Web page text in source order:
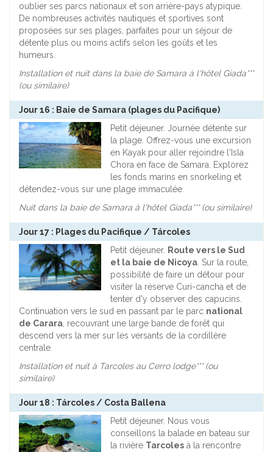
oublier ses parcs nationaux et son arrière-pays atypique.
De nombreuses activités nautiques et sportives sont
proposées sur ses plages, parfaites pour un séjour de
détente plus ou moins actifs selon les goûts et les
humeurs.
Installation et nuit dans la baie de Samara à l'hôtel Giada***
(ou similaire)
Jour 16 : Baie de Samara (plages du Pacifique)
Petit déjeuner. Journée détente sur
la plage. Offrez-vous une excursion
en Kayak pour aller rejoindre l'Isla
Chora en face de Samara. Explorez
les fonds marins en snorkeling et
détendez-vous sur une plage immaculée.
Nuit dans la baie de Samara à l'hôtel Giada*** (ou similaire)
Jour 17 : Plages du Pacifique / Tárcoles
Petit déjeuner. Route vers le Sud
et la baie de Nicoya. Sur la route,
possibilité de faire un détour pour
visiter la réserve Curi-cancha et de
tenter d'y observer des capucins.
Continuation vers le sud en passant par le parc national
de Carara, recouvrant une large bande de forêt qui
descend vers la mer sur les versants de la cordillère
centrale.
Installation et nuit à Tarcoles au Cerro lodge*** (ou
similaire)
Jour 18 : Tárcoles / Costa Ballena
Petit déjeuner. Nous vous
conseillons la balade en bateau sur
la rivière Tarcoles à la rencontre